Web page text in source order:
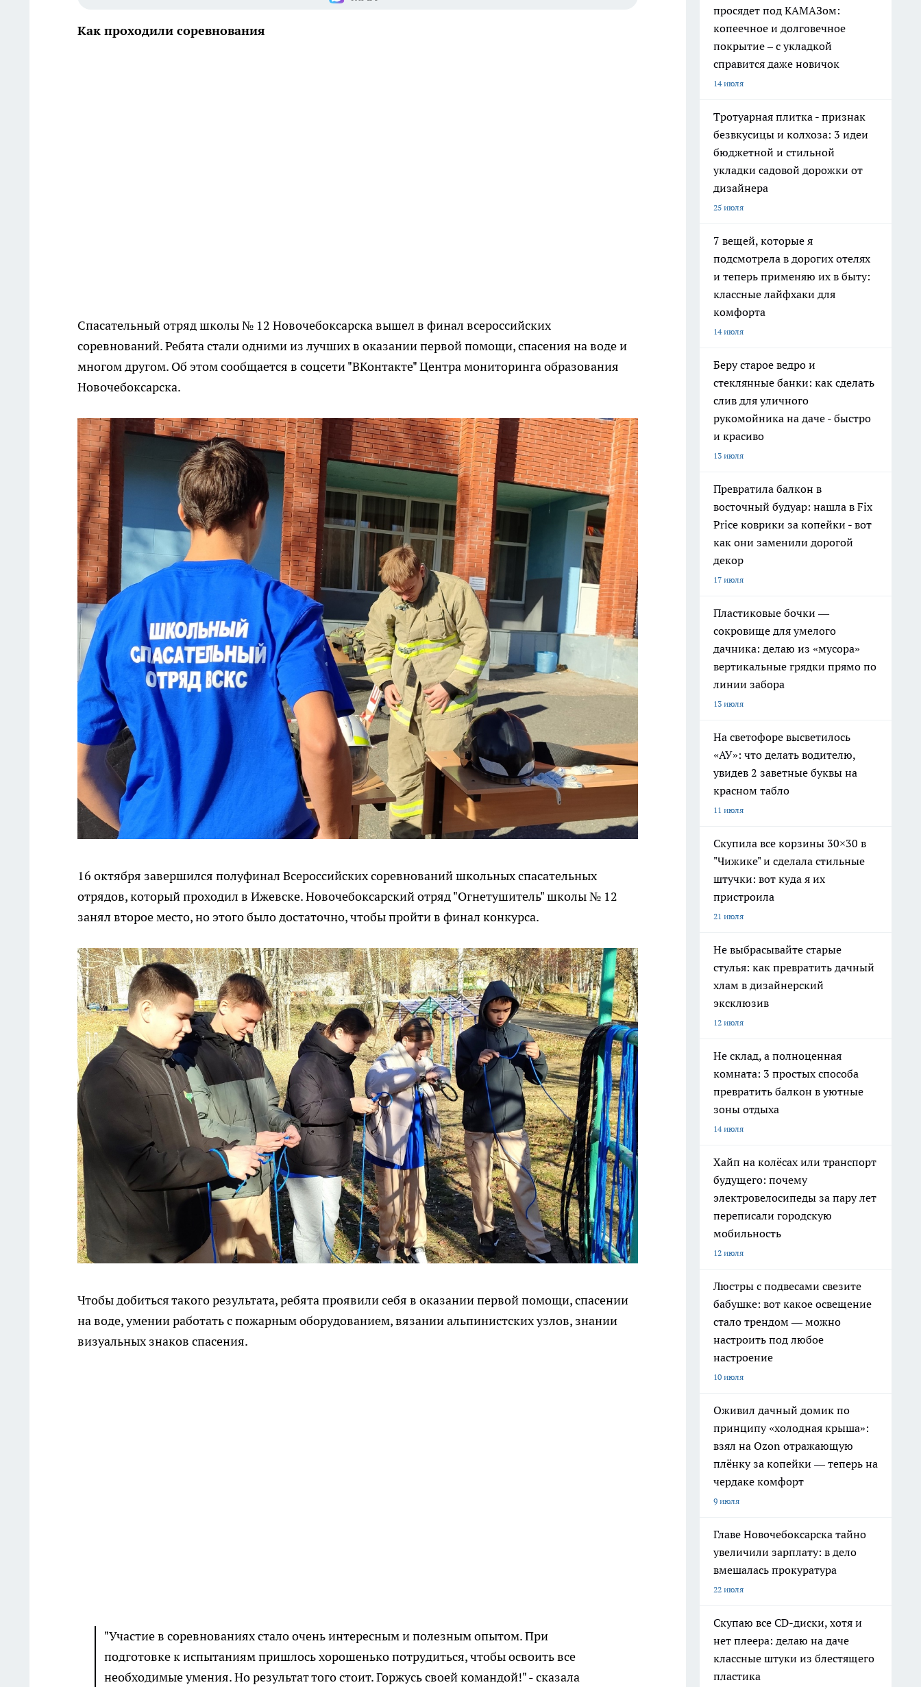
Как проходили соревнования
Спасательный отряд школы № 12 Новочебоксарска вышел в финал всероссийских
соревнований. Ребята стали одними из лучших в оказании первой помощи, спасения на воде и
многом другом. Об этом сообщается в соцсети "ВКонтакте" Центра мониторинга образования
Новочебоксарска.
16 октября завершился полуфинал Всероссийских соревнований школьных спасательных
отрядов, который проходил в Ижевске. Новочебоксарский отряд "Огнетушитель" школы № 12
занял второе место, но этого было достаточно, чтобы пройти в финал конкурса.
Чтобы добиться такого результата, ребята проявили себя в оказании первой помощи, спасении
на воде, умении работать с пожарным оборудованием, вязании альпинистских узлов, знании
визуальных знаков спасения.
"Участие в соревнованиях стало очень интересным и полезным опытом. При
подготовке к испытаниям пришлось хорошенько потрудиться, чтобы освоить все
необходимые умения. Но результат того стоит. Горжусь своей командой!" - сказала
просядет под КАМАЗом:
копеечное и долговечное
покрытие – с укладкой
справится даже новичок
14 июля
Тротуарная плитка - признак
безвкусицы и колхоза: 3 идеи
бюджетной и стильной
укладки садовой дорожки от
дизайнера
25 июля
7 вещей, которые я
подсмотрела в дорогих отелях
и теперь применяю их в быту:
классные лайфхаки для
комфорта
14 июля
Беру старое ведро и
стеклянные банки: как сделать
слив для уличного
рукомойника на даче - быстро
и красиво
13 июля
Превратила балкон в
восточный будуар: нашла в Fix
Price коврики за копейки - вот
как они заменили дорогой
декор
17 июля
Пластиковые бочки —
сокровище для умелого
дачника: делаю из «мусора»
вертикальные грядки прямо по
линии забора
13 июля
На светофоре высветилось
«АУ»: что делать водителю,
увидев 2 заветные буквы на
красном табло
11 июля
Скупила все корзины 30×30 в
"Чижике" и сделала стильные
штучки: вот куда я их
пристроила
21 июля
Не выбрасывайте старые
стулья: как превратить дачный
хлам в дизайнерский
эксклюзив
12 июля
Не склад, а полноценная
комната: 3 простых способа
превратить балкон в уютные
зоны отдыха
14 июля
Хайп на колёсах или транспорт
будущего: почему
электровелосипеды за пару лет
переписали городскую
мобильность
12 июля
Люстры с подвесами свезите
бабушке: вот какое освещение
стало трендом — можно
настроить под любое
настроение
10 июля
Оживил дачный домик по
принципу «холодная крыша»:
взял на Ozon отражающую
плёнку за копейки — теперь на
чердаке комфорт
9 июля
Главе Новочебоксарска тайно
увеличили зарплату: в дело
вмешалась прокуратура
22 июля
Скупаю все CD-диски, хотя и
нет плеера: делаю на даче
классные штуки из блестящего
пластика